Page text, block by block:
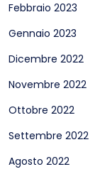
Febbraio 2023
Gennaio 2023
Dicembre 2022
Novembre 2022
Ottobre 2022
Settembre 2022
Agosto 2022